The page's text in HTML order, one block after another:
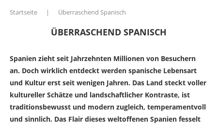
Startseite | Überraschend Spanisch
ÜBERRASCHEND SPANISCH
Spanien zieht seit Jahrzehnten Millionen von Besuchern
an. Doch wirklich entdeckt werden spanische Lebensart
und Kultur erst seit wenigen Jahren. Das Land steckt voller
kultureller Schätze und landschaftlicher Kontraste, ist
traditionsbewusst und modern zugleich, temperamentvoll
und sinnlich. Das Flair dieses weltoffenen Spanien fesselt